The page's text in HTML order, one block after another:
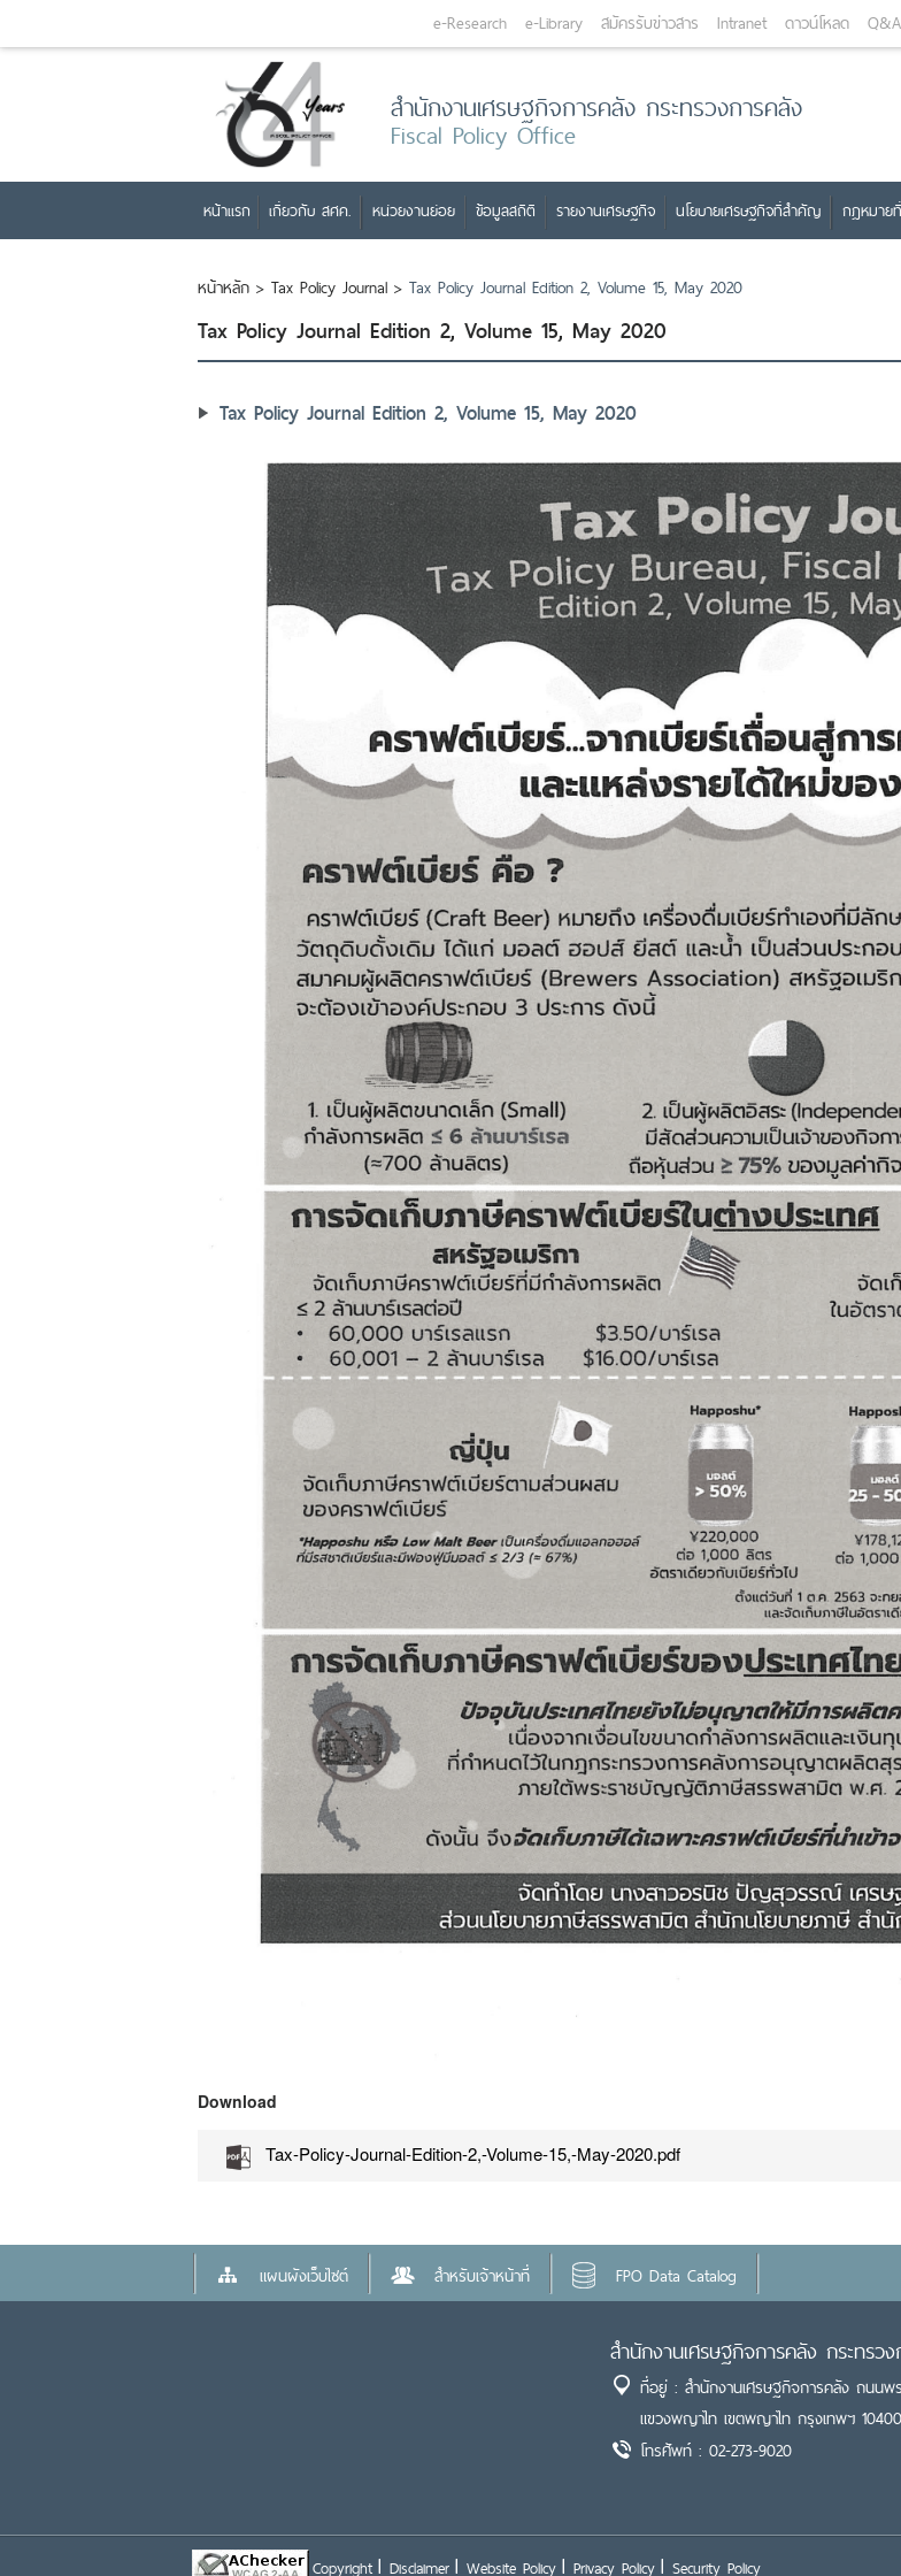
e-Research e-Library สมัครรับข่าวสาร Intranet ดาวน์โหลด Q&A
สำนักงานเศรษฐกิจการคลัง กระทรวงการคลัง
Fiscal Policy Office
หน้าแรก เกี่ยวกับ สศค. หน่วยงานย่อย ข้อมูลสถิติ รายงานเศรษฐกิจ นโยบายเศรษฐกิจที่สำคัญ กฎหมาย
หน้าหลัก > Tax Policy Journal > Tax Policy Journal Edition 2, Volume 15, May 2020
Tax Policy Journal Edition 2, Volume 15, May 2020
Tax Policy Journal Edition 2, Volume 15, May 2020
Download
Tax-Policy-Journal-Edition-2,-Volume-15,-May-2020.pdf
แผนผังเว็บไซต์ สำหรับเจ้าหน้าที่ FPO Data Catalog
สำนักงานเศรษฐกิจการคลัง กระทรว
ที่อยู่ : สำนักงานเศรษฐกิจการคลัง ถนน
แขวงพญาไท เขตพญาไท กรุงเทพฯ 10400
โทรศัพท์ : 02-273-9020
Copyright Disclaimer Website Policy Privacy Policy Security Policy